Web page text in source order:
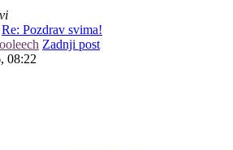
Re: Pozdrav svima!
Zadnji post
08:22